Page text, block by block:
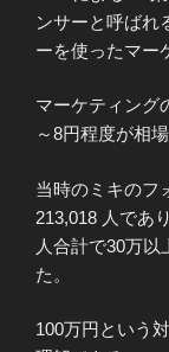
ンサーと呼ばれ
ーを使ったマー
マーケティング
～8円程度が相
当時のミキのフ
213,018 人であ
人合計で30万以
た。
100万円という